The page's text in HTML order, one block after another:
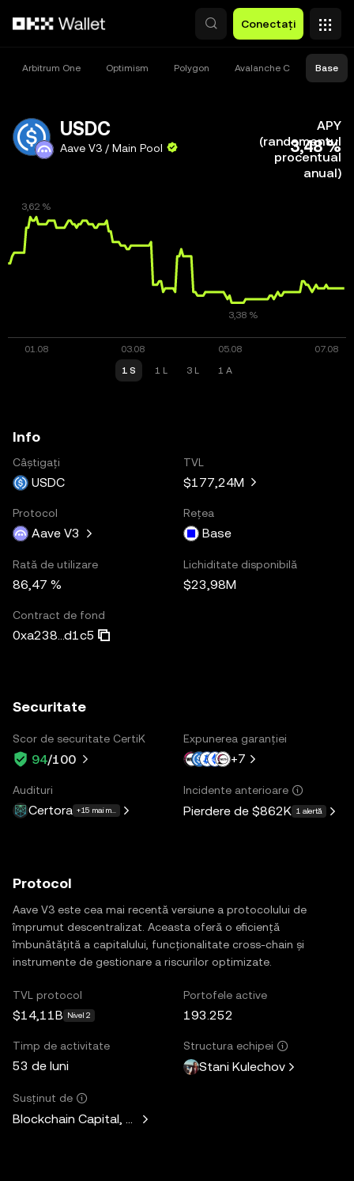
Conectați
Arbitrum One Optimism Polygon Avalanche C Base
USDC
Aave V3 / Main Pool
APY
(randamentul
procentual
anual)
3,48 %
1 S 1 L 3 L 1 A
Info
Câștigați
USDC
TVL
$177,24M
Protocol
Aave V3
Rețea
Base
Rată de utilizare
86,47 %
Lichiditate disponibilă
$23,98M
Contract de fond
0xa238...d1c5
Securitate
Scor de securitate CertiK
94/100
Expunerea garanției
+7
Audituri
Certora +15 mai multe
Incidente anterioare
Pierdere de $862K 1 alertă
Protocol
Aave V3 este cea mai recentă versiune a protocolului de
împrumut descentralizat. Aceasta oferă o eficiență
îmbunătățită a capitalului, funcționalitate cross-chain și
instrumente de gestionare a riscurilor optimizate.
TVL protocol
$14,11B Nivel 2
Portofele active
193.252
Timp de activitate
53 de luni
Structura echipei
Stani Kulechov
Susținut de
Blockchain Capital, Standard Crypto, Blockchain.com